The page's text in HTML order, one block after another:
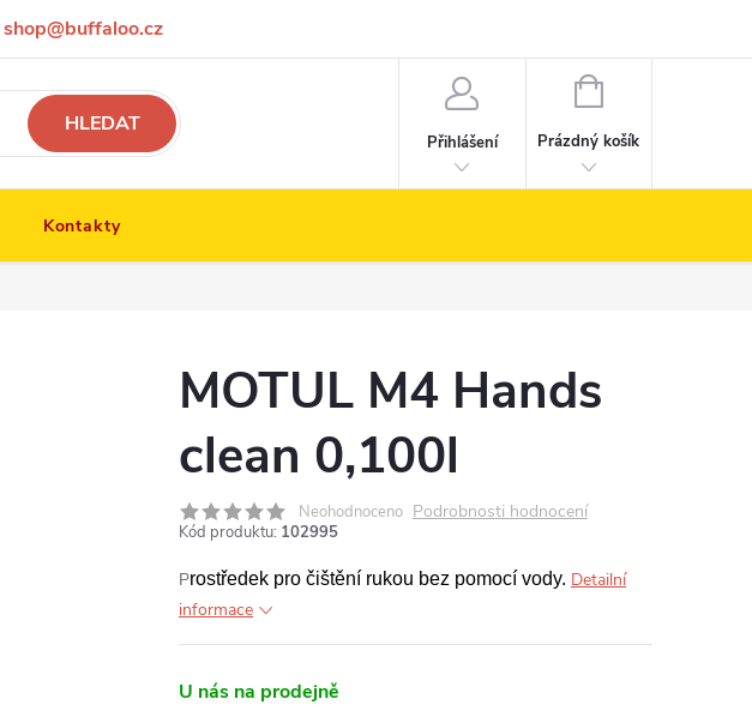
shop@buffaloo.cz
HLEDAT
Přihlášení
NÁKUPNÍ
Prázdný košík
Kontakty
MOTUL M4 Hands
clean 0,100l
Neohodnoceno Podrobnosti hodnocení
Kód produktu: 102995
Prostředek pro čištění rukou bez pomocí vody. Detailní
informace
U nás na prodejně